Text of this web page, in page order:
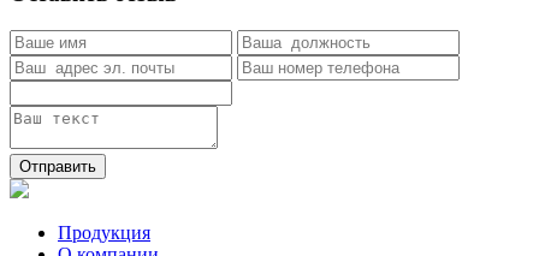
Отправить
Продукция